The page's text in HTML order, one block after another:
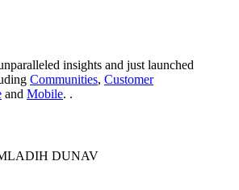
insights and just launched
Communities, Customer
and Mobile. .
DUNAV